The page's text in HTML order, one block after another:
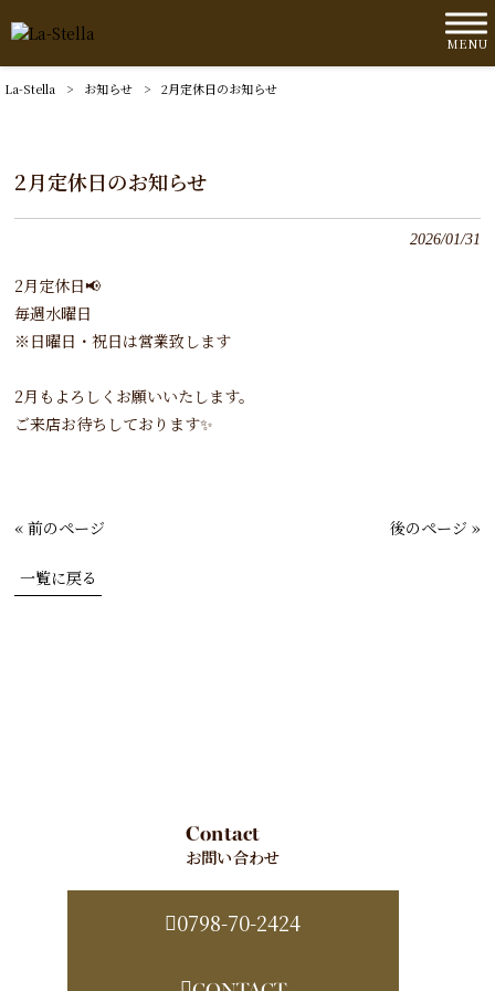
MENU
La-Stella > お知らせ > 2月定休日のお知らせ
2月定休日のお知らせ
2026/01/31
2月定休日📢
毎週水曜日
※日曜日・祝日は営業致します
2月もよろしくお願いいたします。
ご来店お待ちしております✨
« 前のページ 後のページ »
一覧に戻る
Contact
お問い合わせ
0798-70-2424